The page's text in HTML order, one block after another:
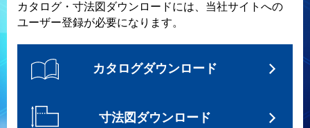
カタログ・寸法図ダウンロードには、当社サイトへの
ユーザー登録が必要になります。
カタログダウンロード
寸法図ダウンロード